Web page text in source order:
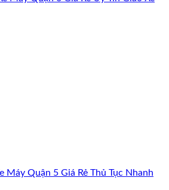
Máy Quận 5 Giá Rẻ Thủ Tục Nhanh